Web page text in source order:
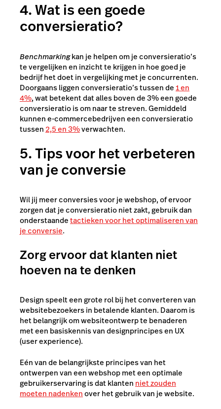
4. Wat is een goede
conversieratio?
Benchmarkingkan je helpen om je conversieratio’s
te vergelijken en inzicht te krijgen in hoe goed je
bedrijf het doet in vergelijking met je concurrenten.
Doorgaans liggen conversieratio’s tussen de1 en
4%, wat betekent dat alles boven de 3% een goede
conversieratio is om naar te streven. Gemiddeld
kunnen e-commercebedrijven een conversieratio
tussen 2,5 en 3%verwachten.
5. Tips voor het verbeteren
van je conversie
Wil jij meer conversies voor je webshop, of ervoor
zorgen dat je conversieratio niet zakt, gebruik dan
onderstaandetactieken voor het optimaliseren van
je conversie.
Zorg ervoor dat klanten niet
hoeven na te denken
Design speelt een grote rol bij het converteren van
websitebezoekers in betalende klanten. Daarom is
het belangrijk om websiteontwerp te benaderen
met een basiskennis van designprincipes en UX
(user experience).
Eén van de belangrijkste principes van het
ontwerpen van een webshop met een optimale
gebruikerservaring is dat klanten niet zouden
moeten nadenkenover het gebruik van je website.